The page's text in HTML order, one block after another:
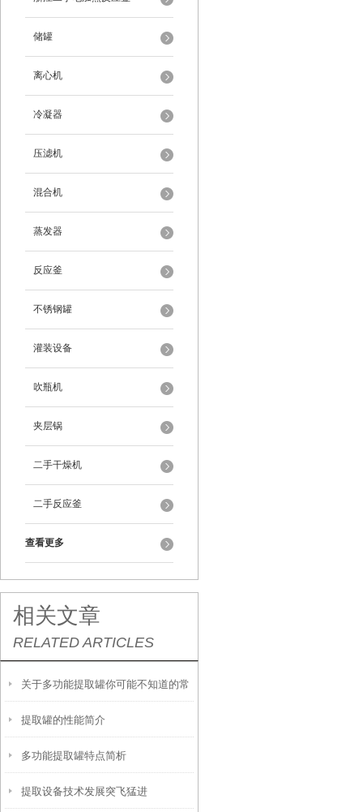
储罐
离心机
冷凝器
压滤机
混合机
蒸发器
反应釜
不锈钢罐
灌装设备
吹瓶机
夹层锅
二手干燥机
二手反应釜
查看更多
相关文章
RELATED ARTICLES
关于多功能提取罐你可能不知道的常
识
提取罐的性能简介
多功能提取罐特点简析
提取设备技术发展突飞猛进